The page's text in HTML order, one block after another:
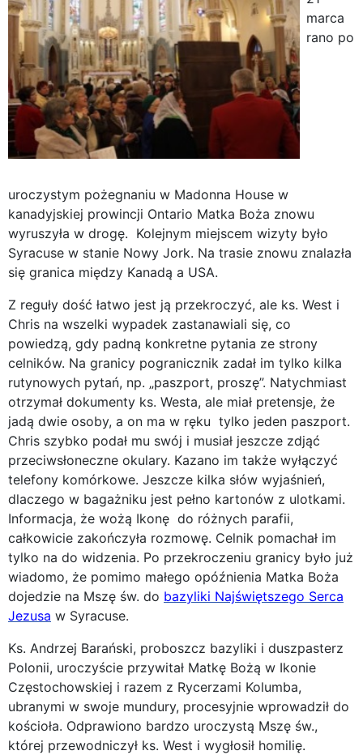
marca
rano po
uroczystym pożegnaniu w Madonna House w
kanadyjskiej prowincji Ontario Matka Boża znowu
wyruszyła w drogę. Kolejnym miejscem wizyty było
Syracuse w stanie Nowy Jork. Na trasie znowu znalazła
się granica między Kanadą a USA.
Z reguły dość łatwo jest ją przekroczyć, ale ks. West i
Chris na wszelki wypadek zastanawiali się, co
powiedzą, gdy padną konkretne pytania ze strony
celników. Na granicy pogranicznik zadał im tylko kilka
rutynowych pytań, np. „paszport, proszę”. Natychmiast
otrzymał dokumenty ks. Westa, ale miał pretensje, że
jadą dwie osoby, a on ma w ręku tylko jeden paszport.
Chris szybko podał mu swój i musiał jeszcze zdjąć
przeciwsłoneczne okulary. Kazano im także wyłączyć
telefony komórkowe. Jeszcze kilka słów wyjaśnień,
dlaczego w bagażniku jest pełno kartonów z ulotkami.
Informacja, że wożą Ikonę do różnych parafii,
całkowicie zakończyła rozmowę. Celnik pomachał im
tylko na do widzenia. Po przekroczeniu granicy było już
wiadomo, że pomimo małego opóźnienia Matka Boża
dojedzie na Mszę św. do bazyliki Najświętszego Serca
Jezusa w Syracuse.
Ks. Andrzej Barański, proboszcz bazyliki i duszpasterz
Polonii, uroczyście przywitał Matkę Bożą w Ikonie
Częstochowskiej i razem z Rycerzami Kolumba,
ubranymi w swoje mundury, procesyjnie wprowadził do
kościoła. Odprawiono bardzo uroczystą Mszę św.,
której przewodniczył ks. West i wygłosił homilię.